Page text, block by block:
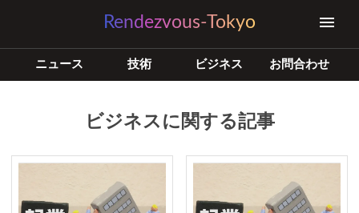
Rendezvous-Tokyo
ニュース 技術 ビジネス お問合わせ
ビジネスに関する記事